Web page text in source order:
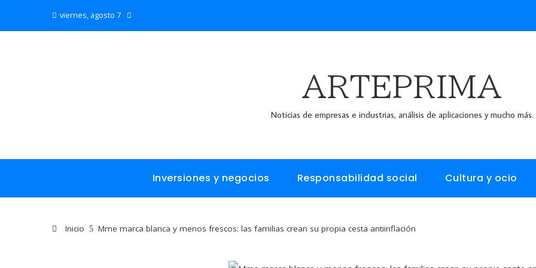
viernes, agosto 7
ARTEPRIMA
Noticias de empresas e industrias, análisis de aplicaciones y mucho más.
Inversiones y negocios Responsabilidad social Cultura y ocio
Inicio Mme marca blanca y menos frescos: las familias crean su propia cesta antiinflación